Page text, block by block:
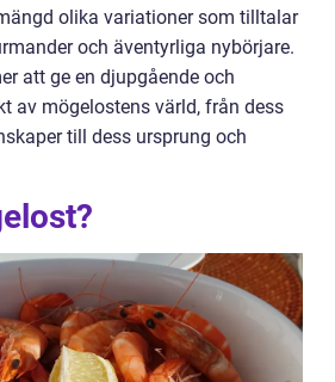
olika variationer som tilltalar
och äventyrliga nybörjare.
att ge en djupgående och
av mögelostens värld, från dess
till dess ursprung och